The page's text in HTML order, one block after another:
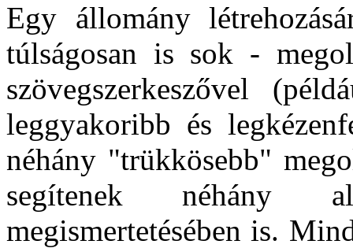
Egy állomány
túlságosan is sok -
szövegszerkeszővel
leggyakoribb és
néhány "trükkösebb"
segítenek néhány
megismertetésében is.